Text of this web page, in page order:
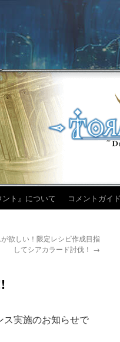
ント』について コメントガイ
欲しい！限定レシピ作成目指
してシアカラード討伐！ →
ス実施のお知らせで